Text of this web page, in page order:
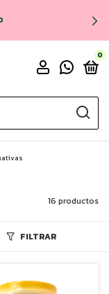
0
16 productos
FILTRAR